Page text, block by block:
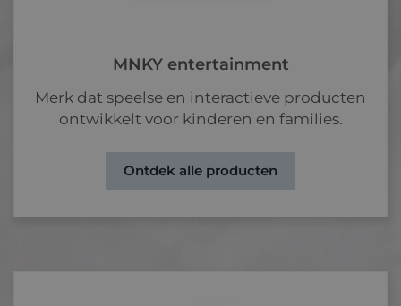
MNKY entertainment
Merk dat speelse en interactieve producten
ontwikkelt voor kinderen en families.
Ontdek alle producten